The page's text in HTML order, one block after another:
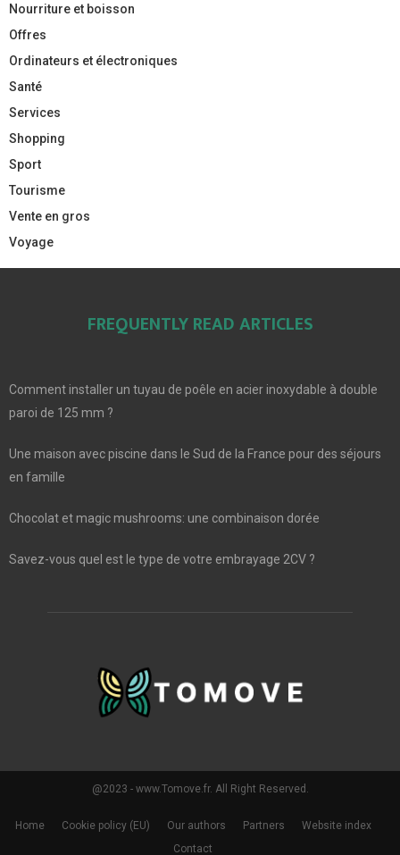
Nourriture et boisson
Offres
Ordinateurs et électroniques
Santé
Services
Shopping
Sport
Tourisme
Vente en gros
Voyage
FREQUENTLY READ ARTICLES
Comment installer un tuyau de poêle en acier inoxydable à double
paroi de 125 mm ?
Une maison avec piscine dans le Sud de la France pour des séjours
en famille
Chocolat et magic mushrooms: une combinaison dorée
Savez-vous quel est le type de votre embrayage 2CV ?
@2023 - www.Tomove.fr. All Right Reserved.
Home Cookie policy (EU) Our authors Partners
Website index
Contact